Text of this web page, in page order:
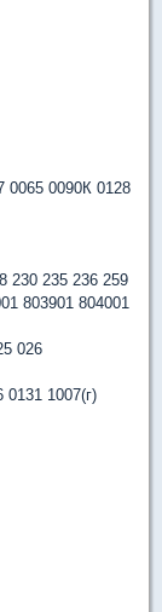
0065 0090К 0128
230 235 236 259
803901 804001
026
1007(г)